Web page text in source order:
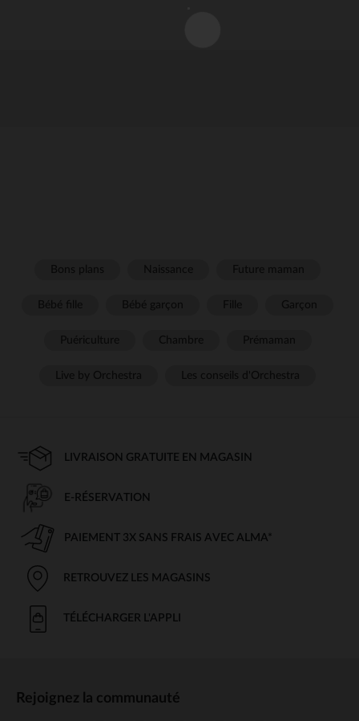
LIVRAISON GRATUITE EN MAGASIN
E-RÉSERVATION
PAIEMENT 3X SANS FRAIS AVEC ALMA*
RETROUVEZ LES MAGASINS
TÉLÉCHARGER L'APPLI
Rejoignez la communauté